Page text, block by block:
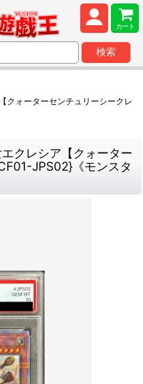
カート
検索
クォーターセンチュリーシークレ
クレシア【クォーター
JPS02}《モンスタ